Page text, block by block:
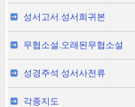
성서고서.성서희귀본
무협소설.오래된무협소설
성경주석 성서사전류
각종지도